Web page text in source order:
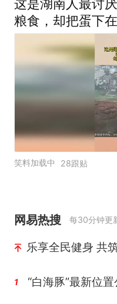
这是湖南人最讨
粮食，却把蛋下
笑料加载中 28跟贴
网易热搜 每30分钟更
乐享全民健身 共
1 “白海豚”最新位